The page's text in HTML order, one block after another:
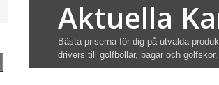
Aktuella
Bästa priserna för dig på utvalda
drivers till golfbollar, bagar och golfskor.